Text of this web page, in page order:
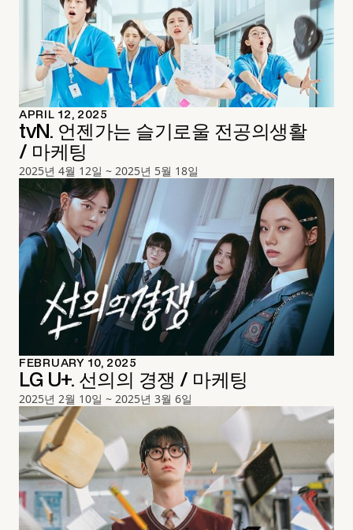
APRIL 12, 2025
tvN. 언젠가는 슬기로울 전공의생활
/ 마케팅
2025년 4월 12일 ~ 2025년 5월 18일
FEBRUARY 10, 2025
LG U+. 선의의 경쟁 / 마케팅
2025년 2월 10일 ~ 2025년 3월 6일